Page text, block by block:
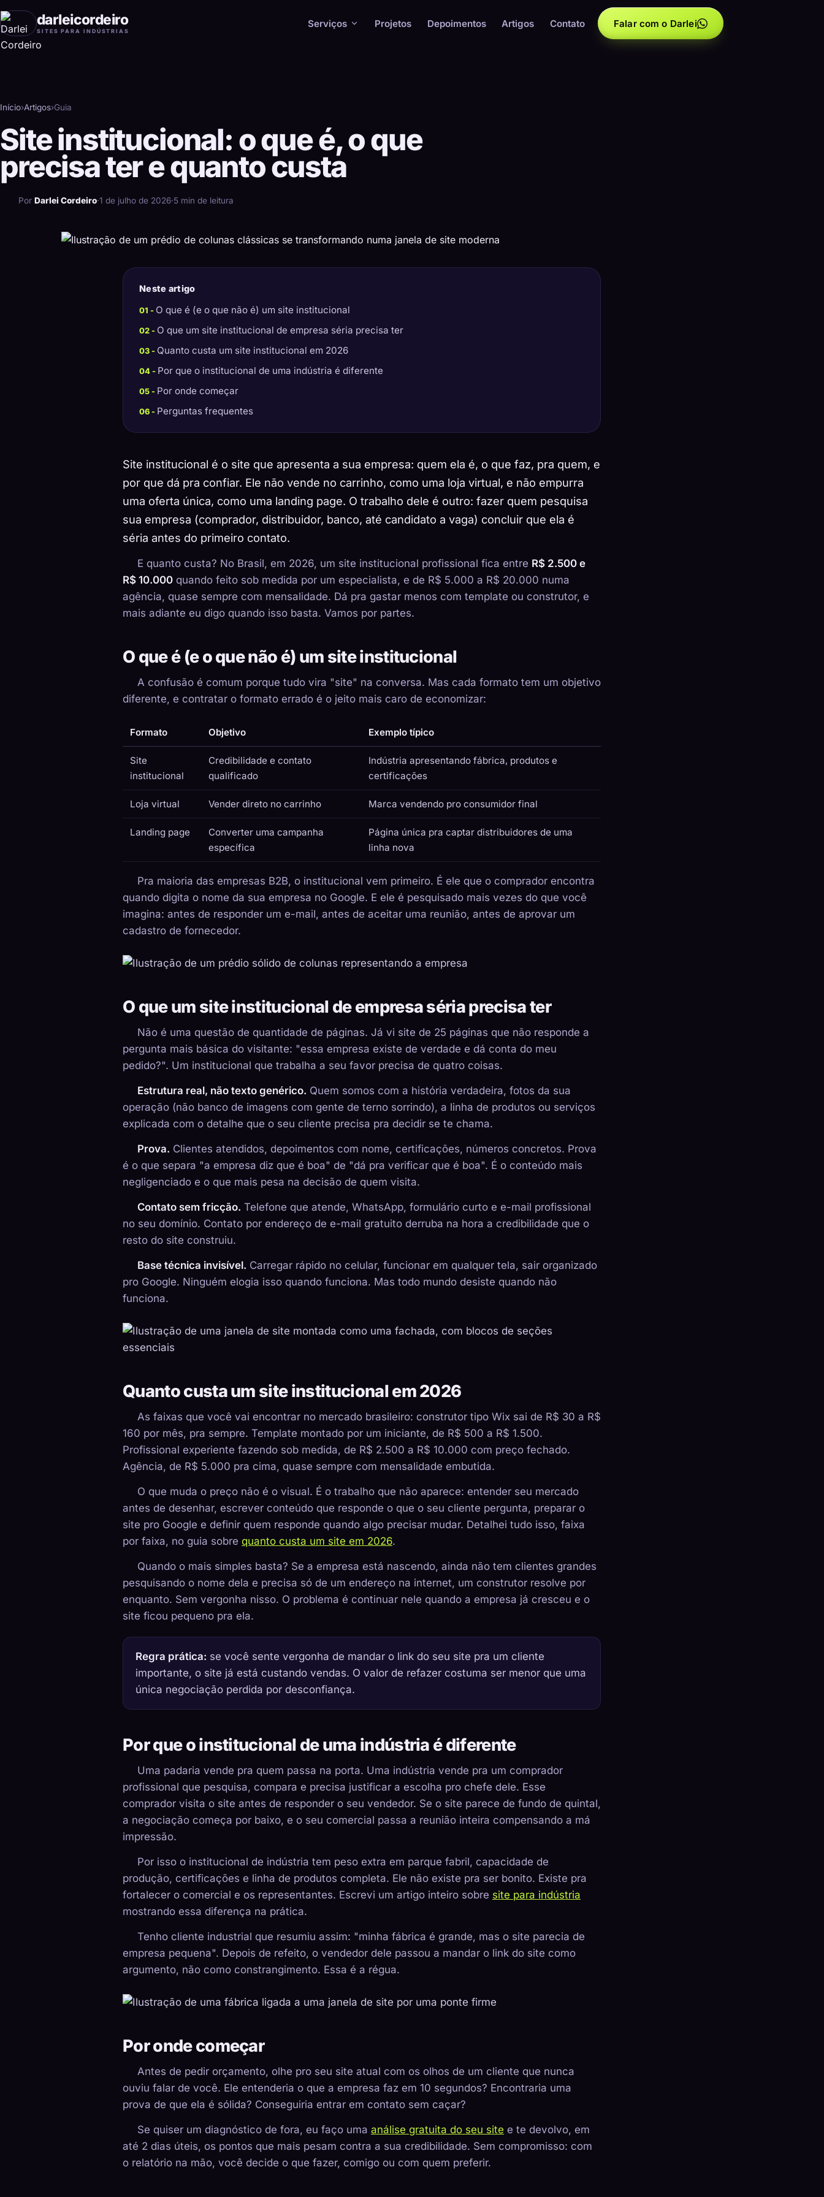
darleicordeiro
SITES PARA INDÚSTRIAS
Serviços Projetos Depoimentos Artigos Contato Falar com o Darlei
Início›Artigos›Guia
Site institucional: o que é, o que
precisa ter e quanto custa
Por Darlei Cordeiro·1 de julho de 2026·5 min de leitura
Neste artigo
O que é (e o que não é) um site institucional
O que um site institucional de empresa séria precisa ter
Quanto custa um site institucional em 2026
Por que o institucional de uma indústria é diferente
Por onde começar
Perguntas frequentes
Site institucional é o site que apresenta a sua empresa: quem ela é, o que faz, pra quem, e
por que dá pra confiar. Ele não vende no carrinho, como uma loja virtual, e não empurra
uma oferta única, como uma landing page. O trabalho dele é outro: fazer quem pesquisa
sua empresa (comprador, distribuidor, banco, até candidato a vaga) concluir que ela é
séria antes do primeiro contato.
E quanto custa? No Brasil, em 2026, um site institucional profissional fica entre R$ 2.500 e
R$ 10.000 quando feito sob medida por um especialista, e de R$ 5.000 a R$ 20.000 numa
agência, quase sempre com mensalidade. Dá pra gastar menos com template ou construtor, e
mais adiante eu digo quando isso basta. Vamos por partes.
O que é (e o que não é) um site institucional
A confusão é comum porque tudo vira "site" na conversa. Mas cada formato tem um objetivo
diferente, e contratar o formato errado é o jeito mais caro de economizar:
Formato Objetivo Exemplo típico
Site
institucional
Credibilidade e contato
qualificado
Indústria apresentando fábrica, produtos e
certificações
Loja virtual Vender direto no carrinho Marca vendendo pro consumidor final
Landing page
Converter uma campanha
específica
Página única pra captar distribuidores de uma
linha nova
Pra maioria das empresas B2B, o institucional vem primeiro. É ele que o comprador encontra
quando digita o nome da sua empresa no Google. E ele é pesquisado mais vezes do que você
imagina: antes de responder um e-mail, antes de aceitar uma reunião, antes de aprovar um
cadastro de fornecedor.
O que um site institucional de empresa séria precisa ter
Não é uma questão de quantidade de páginas. Já vi site de 25 páginas que não responde a
pergunta mais básica do visitante: "essa empresa existe de verdade e dá conta do meu
pedido?". Um institucional que trabalha a seu favor precisa de quatro coisas.
Estrutura real, não texto genérico. Quem somos com a história verdadeira, fotos da sua
operação (não banco de imagens com gente de terno sorrindo), a linha de produtos ou serviços
explicada com o detalhe que o seu cliente precisa pra decidir se te chama.
Prova. Clientes atendidos, depoimentos com nome, certificações, números concretos. Prova
é o que separa "a empresa diz que é boa" de "dá pra verificar que é boa". É o conteúdo mais
negligenciado e o que mais pesa na decisão de quem visita.
Contato sem fricção. Telefone que atende, WhatsApp, formulário curto e e-mail profissional
no seu domínio. Contato por endereço de e-mail gratuito derruba na hora a credibilidade que o
resto do site construiu.
Base técnica invisível. Carregar rápido no celular, funcionar em qualquer tela, sair organizado
pro Google. Ninguém elogia isso quando funciona. Mas todo mundo desiste quando não
funciona.
Quanto custa um site institucional em 2026
As faixas que você vai encontrar no mercado brasileiro: construtor tipo Wix sai de R$ 30 a R$
160 por mês, pra sempre. Template montado por um iniciante, de R$ 500 a R$ 1.500.
Profissional experiente fazendo sob medida, de R$ 2.500 a R$ 10.000 com preço fechado.
Agência, de R$ 5.000 pra cima, quase sempre com mensalidade embutida.
O que muda o preço não é o visual. É o trabalho que não aparece: entender seu mercado
antes de desenhar, escrever conteúdo que responde o que o seu cliente pergunta, preparar o
site pro Google e definir quem responde quando algo precisar mudar. Detalhei tudo isso, faixa
por faixa, no guia sobre quanto custa um site em 2026.
Quando o mais simples basta? Se a empresa está nascendo, ainda não tem clientes grandes
pesquisando o nome dela e precisa só de um endereço na internet, um construtor resolve por
enquanto. Sem vergonha nisso. O problema é continuar nele quando a empresa já cresceu e o
site ficou pequeno pra ela.
Regra prática: se você sente vergonha de mandar o link do seu site pra um cliente
importante, o site já está custando vendas. O valor de refazer costuma ser menor que uma
única negociação perdida por desconfiança.
Por que o institucional de uma indústria é diferente
Uma padaria vende pra quem passa na porta. Uma indústria vende pra um comprador
profissional que pesquisa, compara e precisa justificar a escolha pro chefe dele. Esse
comprador visita o site antes de responder o seu vendedor. Se o site parece de fundo de quintal,
a negociação começa por baixo, e o seu comercial passa a reunião inteira compensando a má
impressão.
Por isso o institucional de indústria tem peso extra em parque fabril, capacidade de
produção, certificações e linha de produtos completa. Ele não existe pra ser bonito. Existe pra
fortalecer o comercial e os representantes. Escrevi um artigo inteiro sobre site para indústria
mostrando essa diferença na prática.
Tenho cliente industrial que resumiu assim: "minha fábrica é grande, mas o site parecia de
empresa pequena". Depois de refeito, o vendedor dele passou a mandar o link do site como
argumento, não como constrangimento. Essa é a régua.
Por onde começar
Antes de pedir orçamento, olhe pro seu site atual com os olhos de um cliente que nunca
ouviu falar de você. Ele entenderia o que a empresa faz em 10 segundos? Encontraria uma
prova de que ela é sólida? Conseguiria entrar em contato sem caçar?
Se quiser um diagnóstico de fora, eu faço uma análise gratuita do seu site e te devolvo, em
até 2 dias úteis, os pontos que mais pesam contra a sua credibilidade. Sem compromisso: com
o relatório na mão, você decide o que fazer, comigo ou com quem preferir.